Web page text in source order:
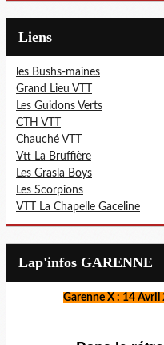
Liens
les Bushs-maines
Grand Lieu VTT
Les Guidons Verts
CTH VTT
Chauché VTT
Vtt La Bruffière
Les Grasla Boys
Les Scorpions
VTT La Chapelle Gaceline
Lap'infos GARENNE
Garenne X : 14 Avril